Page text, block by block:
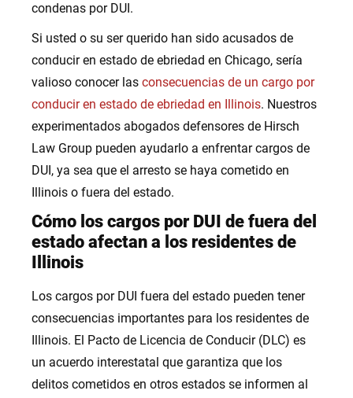
condenas por DUI.
Si usted o su ser querido han sido acusados ​​de
conducir en estado de ebriedad en Chicago, sería
valioso conocer las consecuencias de un cargo por
conducir en estado de ebriedad en Illinois. Nuestros
experimentados abogados defensores de Hirsch
Law Group pueden ayudarlo a enfrentar cargos de
DUI, ya sea que el arresto se haya cometido en
Illinois o fuera del estado.
Cómo los cargos por DUI de fuera del
estado afectan a los residentes de
Illinois
Los cargos por DUI fuera del estado pueden tener
consecuencias importantes para los residentes de
Illinois. El Pacto de Licencia de Conducir (DLC) es
un acuerdo interestatal que garantiza que los
delitos cometidos en otros estados se informen al